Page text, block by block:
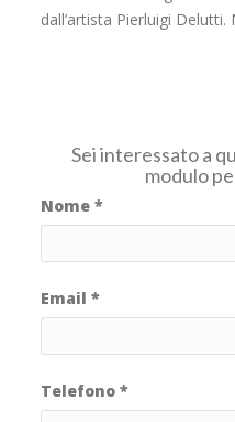
dall’artista Pierluigi
Sei interessato a
modulo
Nome *
Email *
Telefono *